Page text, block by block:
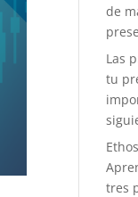
de
Las
tu
tres